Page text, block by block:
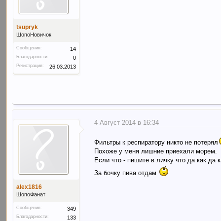
tsupryk
ШопоНовичок
Сообщения: 14
Благодарности: 0
Регистрация: 26.03.2013
alex1816
ШопоФанат
Сообщения: 349
Благодарности: 133
4 Август 2014 в 16:34
Фильтры к респиратору никто не потерял
Похоже у меня лишние приехали морем.
Если что - пишите в личку что да как да
За бочку пива отдам